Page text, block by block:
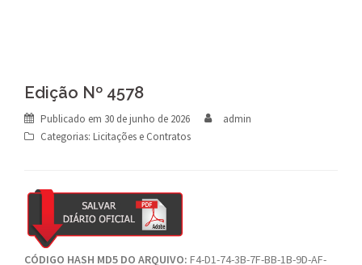
Edição Nº 4578
Publicado em 30 de junho de 2026
admin
Categorias: Licitações e Contratos
CÓDIGO HASH MD5 DO ARQUIVO: F4-D1-74-3B-7F-BB-1B-9D-AF-